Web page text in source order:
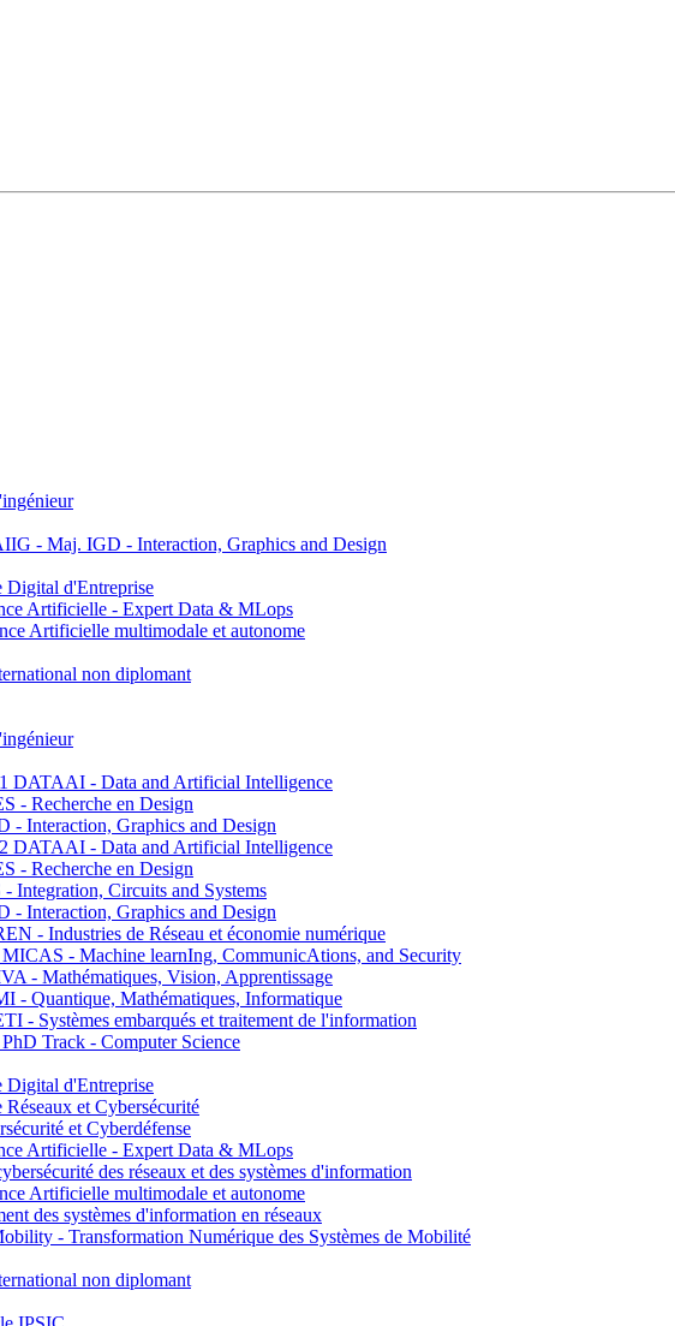
- Maj. IGD - Interaction, Graphics and Design
d'Entreprise
Artificielle - Expert Data & MLops
Artificielle multimodale et autonome
non diplomant
DATAAI - Data and Artificial Intelligence
- Recherche en Design
Interaction, Graphics and Design
DATAAI - Data and Artificial Intelligence
- Recherche en Design
Integration, Circuits and Systems
Interaction, Graphics and Design
- Industries de Réseau et économie numérique
- Machine learnIng, CommunicAtions, and Security
- Mathématiques, Vision, Apprentissage
- Quantique, Mathématiques, Informatique
- Systèmes embarqués et traitement de l'information
Track - Computer Science
d'Entreprise
et Cybersécurité
et Cyberdéfense
Artificielle - Expert Data & MLops
des réseaux et des systèmes d'information
Artificielle multimodale et autonome
des systèmes d'information en réseaux
- Transformation Numérique des Systèmes de Mobilité
non diplomant